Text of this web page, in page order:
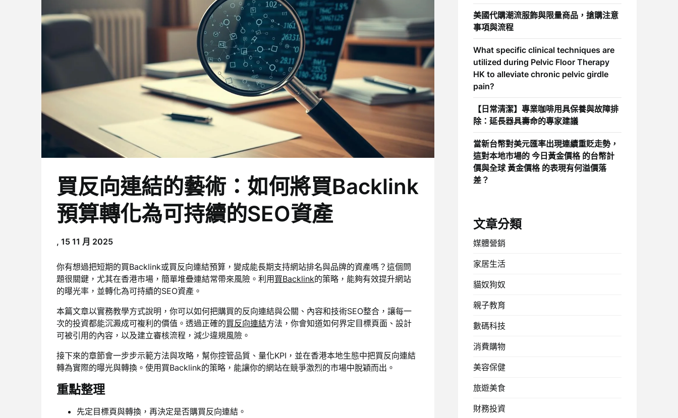
買反向連結的藝術：如何將買Backlink
預算轉化為可持續的SEO資產
, 15 11 月 2025
你有想過把短期的買Backlink或買反向連結預算，變成能長期支持網站排名與品牌的資產嗎？這個問
題很關鍵，尤其在香港市場，簡單堆疊連結常帶來風險。利用 買Backlink的策略，能夠有效提升網站
的曝光率，並轉化為可持續的SEO資產。
本篇文章以實務教學方式說明，你可以如何把購買的反向連結與公關、內容和技術SEO整合，讓每一
次的投資都能沉澱成可複利的價值。透過正確的買反向連結方法，你會知道如何界定目標頁面、設計
可被引用的內容，以及建立審核流程，減少違規風險。
接下來的章節會一步步示範方法與攻略，幫你控管品質、量化KPI，並在香港本地生態中把買反向連結
轉為實際的曝光與轉換。使用買Backlink的策略，能讓你的網站在競爭激烈的市場中脫穎而出。
重點整理
先定目標頁與轉換，再決定是否購買反向連結。
美國代購潮流服飾與限量商品，搶購注意
事項與流程
What specific clinical techniques are
utilized during Pelvic Floor Therapy
HK to alleviate chronic pelvic girdle
pain?
【日常清潔】專業咖啡用具保養與故障排
除：延長器具壽命的專家建議
當新台幣對美元匯率出現連續重貶走勢，
這對本地市場的 今日黃金價格 的台幣計
價與全球 黃金價格 的表現有何溢價落
差？
文章分類
媒體營銷
家居生活
貓奴狗奴
親子教育
數碼科技
消費購物
美容保健
旅遊美食
財務投資